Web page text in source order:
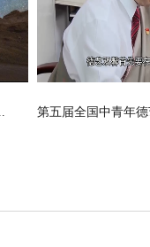
第五届全国中青年德